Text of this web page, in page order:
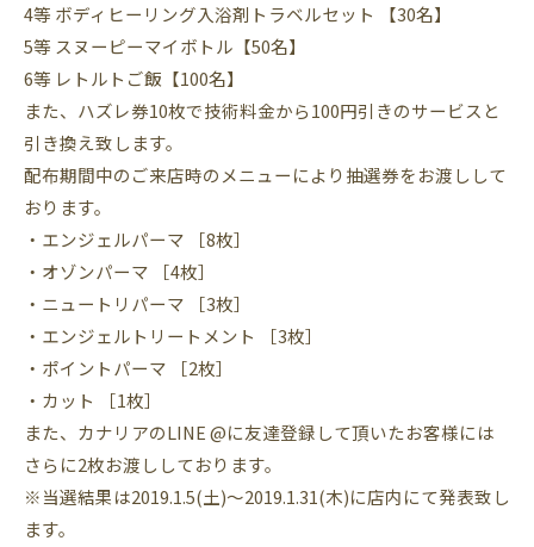
4等 ボディヒーリング入浴剤トラベルセット 【30名】
5等 スヌーピーマイボトル【50名】
6等 レトルトご飯【100名】
また、ハズレ券10枚で技術料金から100円引きのサービスと
引き換え致します。
配布期間中のご来店時のメニューにより抽選券をお渡しして
おります。
・エンジェルパーマ ［8枚］
・オゾンパーマ ［4枚］
・ニュートリパーマ ［3枚］
・エンジェルトリートメント ［3枚］
・ポイントパーマ ［2枚］
・カット ［1枚］
また、カナリアのLINE @に友達登録して頂いたお客様には
さらに2枚お渡ししております。
※当選結果は2019.1.5(土)〜2019.1.31(木)に店内にて発表致し
ます。